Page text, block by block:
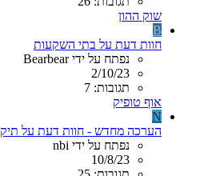
שוק ההון
B
חוות דעת על בתי השקעות
נפתח על ידי Bearbear
2/10/23
תגובות: 7
אוף טופיק
N
הערכה מחדש - חוות דעת על תיק
נפתח על ידי nbi
10/8/23